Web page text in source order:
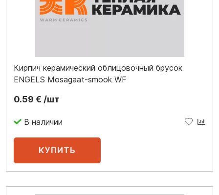
Кирпич керамический облицовочный брусок
ENGELS Mosagaat-smook WF
0.59 € /шт